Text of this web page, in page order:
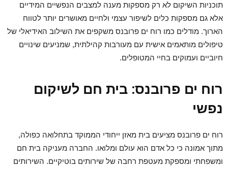
תוכניות השיקום לא רק מספקות מענה למצבים הנפשיים המידיים
אלא גם מספקות כלים לשיפור עצמי ולחיים מאושרים יותר לטווח
הארוך. מודלים כמו רוח ים פרובנס משקפים את השילוב האידיאלי של
טיפולים מותאמים אישית עם מעורבות קהילתית, שמניעים שינויים
חיוביים ועמוקים בחיי המטופלים.
רוח ים פרובנס: בית חם לשיקום
נפשי
רוח ים פרובנס מציעים בית מאזן ייחודי הממוקד בתחלואה כפולה,
מתוך אמונה כי כל אדם הוא עולם ומלואו. החברה מעניקה בית חם
ומשפחתי ומספקת מעטפת רחבה של שירותים בוטיקיים. השירותים